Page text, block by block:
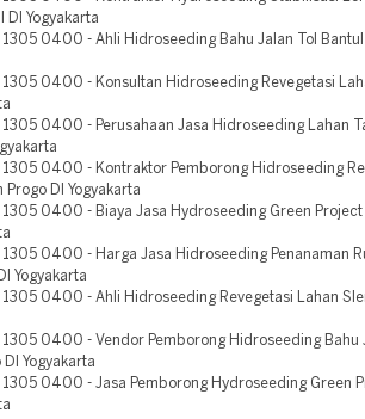
DI Yogyakarta
1305 0400 - Ahli Hidroseeding Bahu Jalan Tol Bantul
1305 0400 - Konsultan Hidroseeding Revegetasi
1305 0400 - Perusahaan Jasa Hidroseeding Lahan
1305 0400 - Kontraktor Pemborong Hidroseeding
Progo DI Yogyakarta
1305 0400 - Biaya Jasa Hydroseeding Green
1305 0400 - Harga Jasa Hidroseeding Penanaman
Yogyakarta
1305 0400 - Ahli Hidroseeding Revegetasi Lahan
1305 0400 - Vendor Pemborong Hidroseeding Bahu
DI Yogyakarta
1305 0400 - Jasa Pemborong Hydroseeding Green